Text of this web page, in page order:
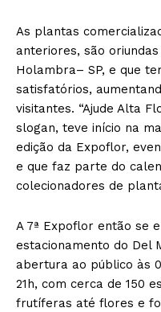
As plantas
anteriores, são
Holambra– SP, e que
satisfatórios,
visitantes. “Ajude Alta
slogan, teve início na
edição da Expoflor,
e que faz parte do
colecionadores de
A 7ª Expoflor então se
estacionamento do Del
abertura ao público às
21h, com cerca de 150
frutíferas até flores e